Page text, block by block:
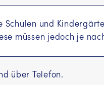
Schulen und
müssen jedoch je
über Telefon.